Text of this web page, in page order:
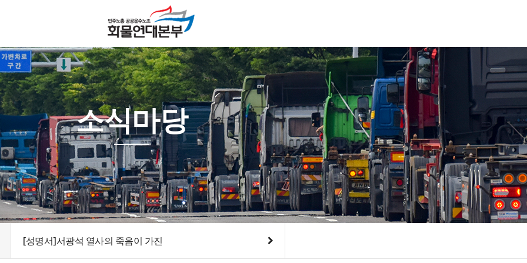
소식마당
[성명서]서광석 열사의 죽음이 가진